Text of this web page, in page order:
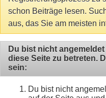
schon Beiträge lesen.
aus, das Sie am meisten
Du bist nicht
diese Seite zu betreten.
sein:
Du bist nicht